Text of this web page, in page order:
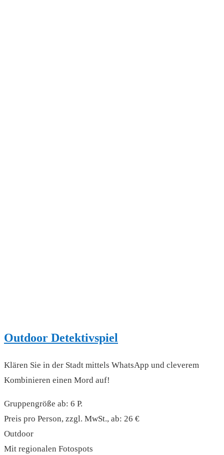
Outdoor Detektivspiel
Klären Sie in der Stadt mittels WhatsApp und cleverem
Kombinieren einen Mord auf!
Gruppengröße ab: 6 P.
Preis pro Person, zzgl. MwSt., ab: 26 €
Outdoor
Mit regionalen Fotospots